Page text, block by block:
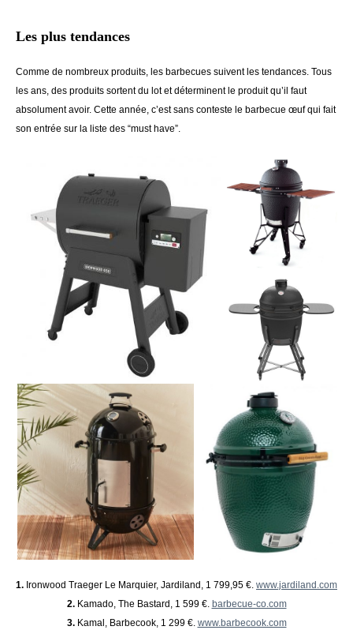
Les plus tendances
Comme de nombreux produits, les barbecues suivent les tendances. Tous
les ans, des produits sortent du lot et déterminent le produit qu’il faut
absolument avoir. Cette année, c’est sans conteste le barbecue œuf qui fait
son entrée sur la liste des “must have”.
1. Ironwood Traeger Le Marquier, Jardiland, 1 799,95 €. www.jardiland.com
2.Kamado, The Bastard, 1 599 €. barbecue-co.com
3.Kamal, Barbecook, 1 299 €. www.barbecook.com